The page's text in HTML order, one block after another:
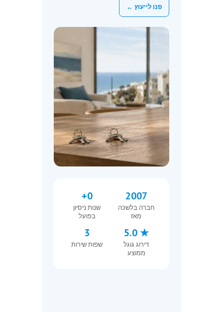
פנו לייעוץ ←
2007
חברה בלשכה
מאז
0
+
שנות ניסיון
בפועל
★ 5.0
דירוג גוגל
ממוצע
3
שפות שירות